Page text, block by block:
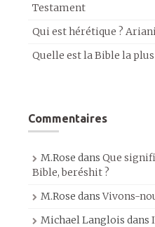
Testament
Qui est hérétique ?
Quelle est la Bible la
Commentaires
M.Rose dans Que
Bible, beréshit ?
M.Rose dansVivons-
Michael Langlois dans